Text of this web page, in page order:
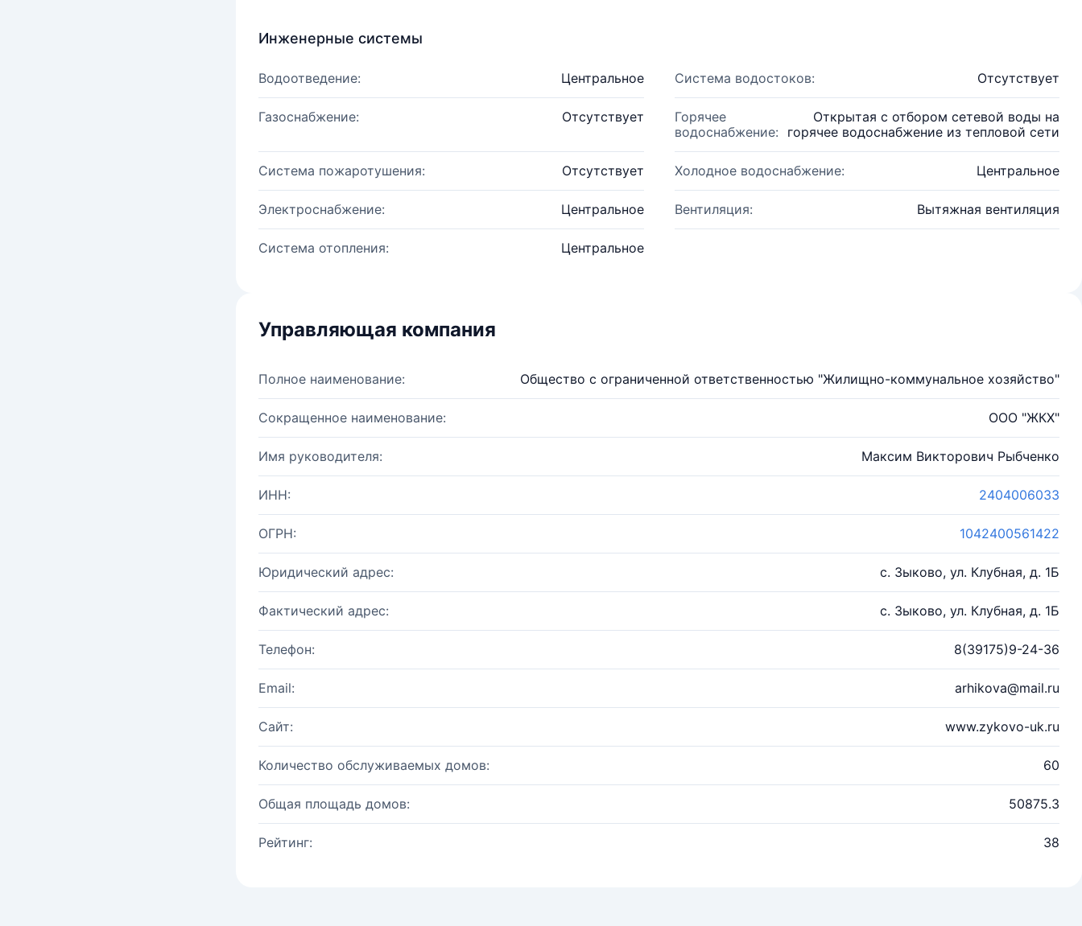
Инженерные системы
Водоотведение: Центральное Система водостоков: Отсутствует
Газоснабжение: Отсутствует
Горячее
водоснабжение:
Открытая с отбором сетевой воды на
горячее водоснабжение из тепловой сети
Система пожаротушения: Отсутствует Холодное водоснабжение: Центральное
Электроснабжение: Центральное Вентиляция: Вытяжная вентиляция
Система отопления: Центральное
Управляющая компания
Полное наименование: Общество с ограниченной ответственностью "Жилищно-коммунальное хозяйство"
Сокращенное наименование: ООО "ЖКХ"
Имя руководителя: Максим Викторович Рыбченко
ИНН: 2404006033
ОГРН: 1042400561422
Юридический адрес: с. Зыково, ул. Клубная, д. 1Б
Фактический адрес: с. Зыково, ул. Клубная, д. 1Б
Телефон: 8(39175)9-24-36
Email: arhikova@mail.ru
Сайт: www.zykovo-uk.ru
Количество обслуживаемых домов: 60
Общая площадь домов: 50875.3
Рейтинг: 38